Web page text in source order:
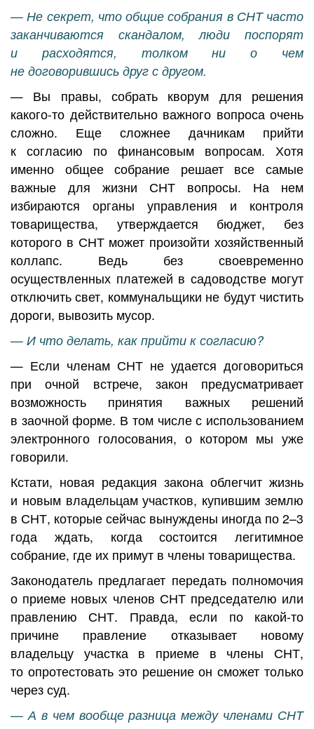
— Не секрет, что общие собрания в СНТ часто
заканчиваются скандалом, люди поспорят
и расходятся, толком ни о чем
не договорившись друг с другом.
— Вы правы, собрать кворум для решения
какого-то действительно важного вопроса очень
сложно. Еще сложнее дачникам прийти
к согласию по финансовым вопросам. Хотя
именно общее собрание решает все самые
важные для жизни СНТ вопросы. На нем
избираются органы управления и контроля
товарищества, утверждается бюджет, без
которого в СНТ может произойти хозяйственный
коллапс. Ведь без своевременно
осуществленных платежей в садоводстве могут
отключить свет, коммунальщики не будут чистить
дороги, вывозить мусор.
— И что делать, как прийти к согласию?
— Если членам СНТ не удается договориться
при очной встрече, закон предусматривает
возможность принятия важных решений
в заочной форме. В том числе с использованием
электронного голосования, о котором мы уже
говорили.
Кстати, новая редакция закона облегчит жизнь
и новым владельцам участков, купившим землю
в СНТ, которые сейчас вынуждены иногда по 2–3
года ждать, когда состоится легитимное
собрание, где их примут в члены товарищества.
Законодатель предлагает передать полномочия
о приеме новых членов СНТ председателю или
правлению СНТ. Правда, если по какой-то
причине правление отказывает новому
владельцу участка в приеме в члены СНТ,
то опротестовать это решение он сможет только
через суд.
— А в чем вообще разница между членами СНТ